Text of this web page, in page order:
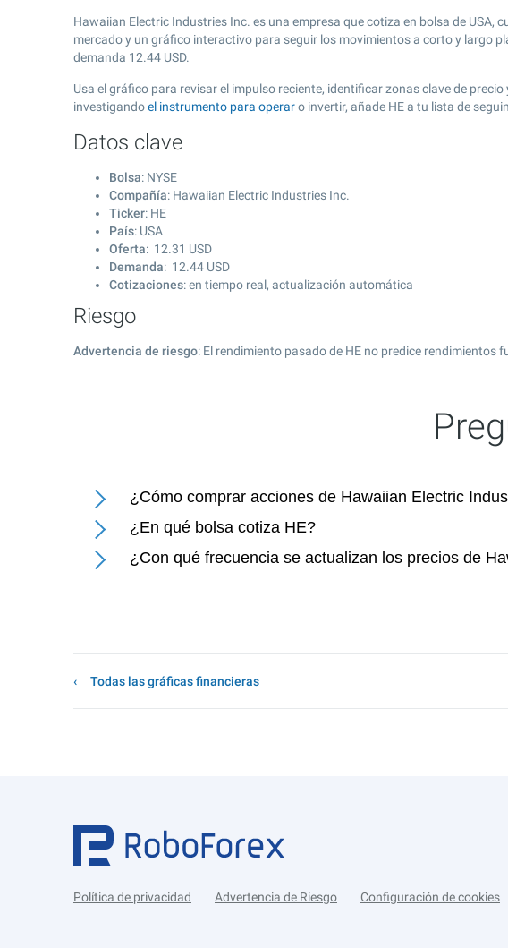
Hawaiian Electric Industries Inc. es una empresa que cotiza en bolsa de USA,
mercado y un gráfico interactivo para seguir los movimientos a corto y largo
demanda 12.44 USD.
Usa el gráfico para revisar el impulso reciente, identificar zonas clave de
investigandoel instrumento para operaro invertir, añade HE a tu lista de
Datos clave
Bolsa: NYSE
Compañía: Hawaiian Electric Industries Inc.
Ticker: HE
País: USA
Oferta: 12.31 USD
Demanda: 12.44 USD
Cotizaciones: en tiempo real, actualización automática
Riesgo
Advertencia de riesgo: El rendimiento pasado de HE no predice rendimientos
¿Cómo comprar acciones de Hawaiian Electric
¿En qué bolsa cotiza HE?
¿Con qué frecuencia se actualizan los precios de
Todas las gráficas financieras
Política de privacidad Advertencia de Riesgo Configuración de cookies